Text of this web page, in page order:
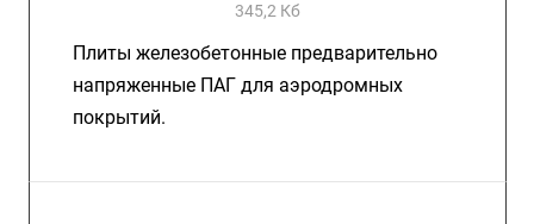
345,2 Кб
Плиты железобетонные предварительно
напряженные ПАГ для аэродромных
покрытий.